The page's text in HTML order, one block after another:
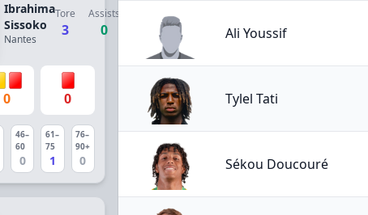
Ibrahima
Sissoko
Nantes
Tore
3
Assists
0
0 0
46–
60
0
61–
75
1
76–
90+
0
Ali Youssif
Tylel Tati
Sékou Doucouré